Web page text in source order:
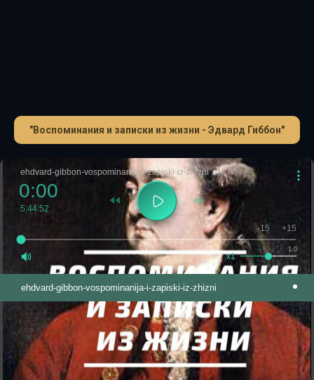
"Воспоминания и записки из жизни - Эдвард Гиббон"
ehdvard-gibbon-vospominanija-i-zapiski-iz-zhizni
0:00
5:44:52
1.0
x1
-15 +15
ehdvard-gibbon-vospominanija-i-zapiski-iz-zhizni